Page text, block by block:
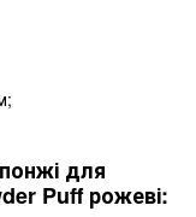
для
Puff рожеві: